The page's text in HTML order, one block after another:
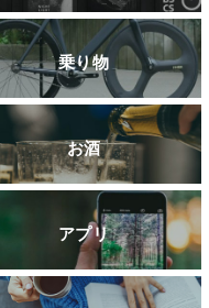
乗り物
お酒
アプリ